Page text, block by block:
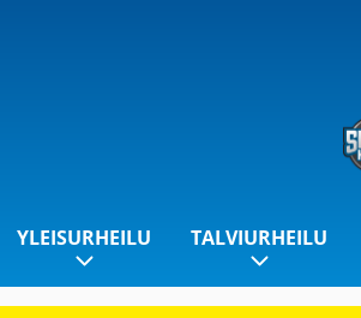
YLEISURHEILU TALVIURHEILU